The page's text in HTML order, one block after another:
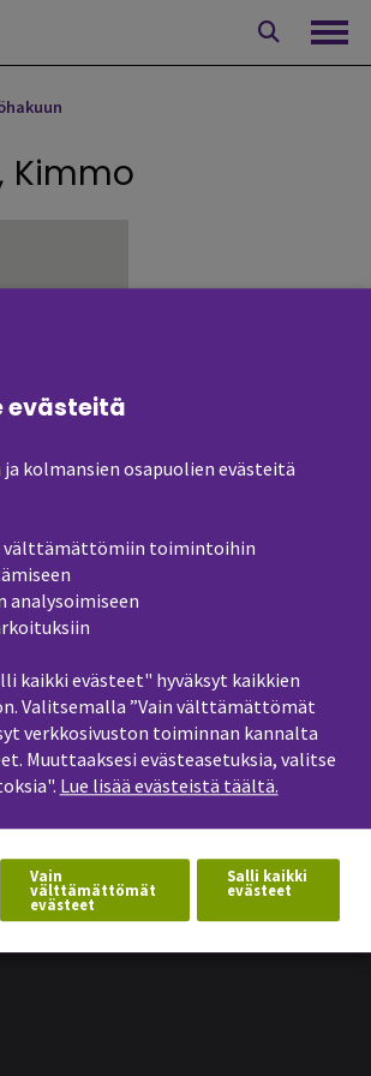
Kimmo
SEAMK
lehtori
evästeitä
kolmansien osapuolien evästeitä
välttämättömiin toimintoihin
analysoimiseen
kaikki evästeet" hyväksyt kaikkien
Valitsemalla ”Vain välttämättömät
verkkosivuston toiminnan kannalta
Muuttaaksesi evästeasetuksia, valitse
Lue lisää evästeistä täältä.
Vain
välttämättömät
evästeet
Salli kaikki
evästeet